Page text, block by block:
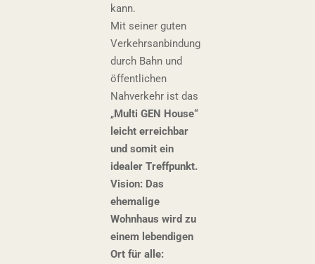
kann.
Mit seiner guten
Verkehrsanbindung
durch Bahn und
öffentlichen
Nahverkehr ist das
„Multi GEN House“
leicht erreichbar
und somit ein
idealer Treffpunkt.
Vision: Das
ehemalige
Wohnhaus wird zu
einem lebendigen
Ort für alle: